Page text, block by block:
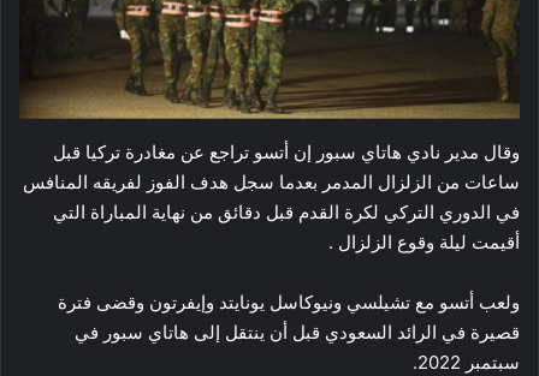
وقال مدير نادي هاتاي سبور إن أتسو تراجع عن مغادرة تركيا قبل
ساعات من الزلزال المدمر بعدما سجل هدف الفوز لفريقه المنافس
في الدوري التركي لكرة القدم قبل دقائق من نهاية المباراة التي
أقيمت ليلة وقوع الزلزال .
ولعب أتسو مع ​تشيلسي​ و​نيوكاسل يونايتد​ و​إيفرتون​ وقضى فترة
قصيرة في ​الرائد​ السعودي قبل أن ينتقل إلى هاتاي سبور في
سبتمبر 2022.